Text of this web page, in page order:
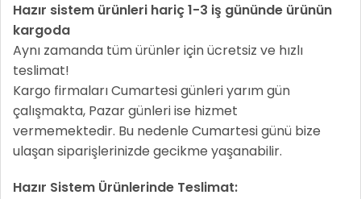
Hazır sistem ürünleri hariç 1-3 iş gününde ürünün
kargoda
Aynı zamanda tüm ürünler için ücretsiz ve hızlı
teslimat!
Kargo firmaları Cumartesi günleri yarım gün
çalışmakta, Pazar günleri ise hizmet
vermemektedir. Bu nedenle Cumartesi günü bize
ulaşan siparişlerinizde gecikme yaşanabilir.
Hazır Sistem Ürünlerinde Teslimat: